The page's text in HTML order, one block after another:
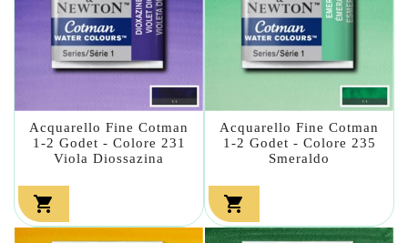
Acquarello Fine Cotman
1-2 Godet - Colore 231
Viola Diossazina

Acquarello Fine Cotman
1-2 Godet - Colore 235
Smeraldo
